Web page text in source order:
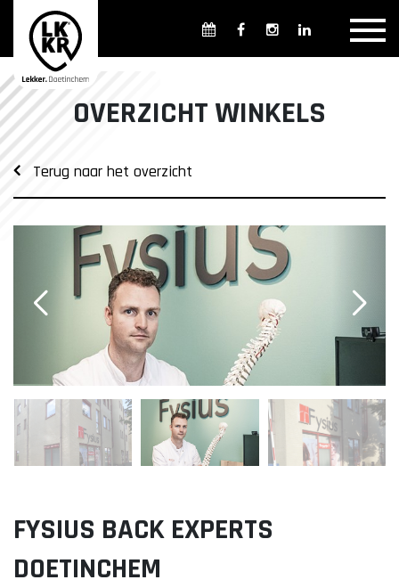
Overzicht winkels
Openingsdagen en -tijden
Weekmarkten
Overzicht Cultuur & Musea
Parkeren in Doetinchem
Openbaar vervoer
Gratis Shuttle
FAQ
Organisatie Binnenstadbedrijf Doetinchem
OVERZICHT WINKELS
Terug naar het overzicht
FYSIUS BACK EXPERTS
DOETINCHEM